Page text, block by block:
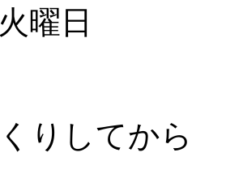
曜日
りしてから